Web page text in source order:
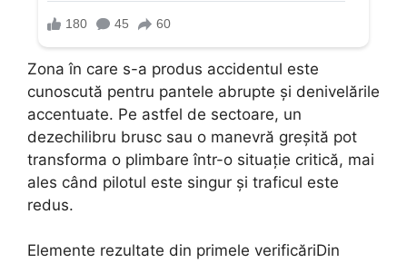
Zona în care s-a produs accidentul este
cunoscută pentru pantele abrupte și denivelările
accentuate. Pe astfel de sectoare, un
dezechilibru brusc sau o manevră greșită pot
transforma o plimbare într-o situație critică, mai
ales când pilotul este singur și traficul este
redus.
Elemente rezultate din primele verificăriDin